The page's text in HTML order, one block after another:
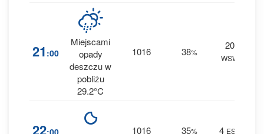
21 :00
Miejscami
opady
deszczu w
pobliżu
29.2°C
1016 38%
20
WSW
22:00 1016 35% 4 ESE